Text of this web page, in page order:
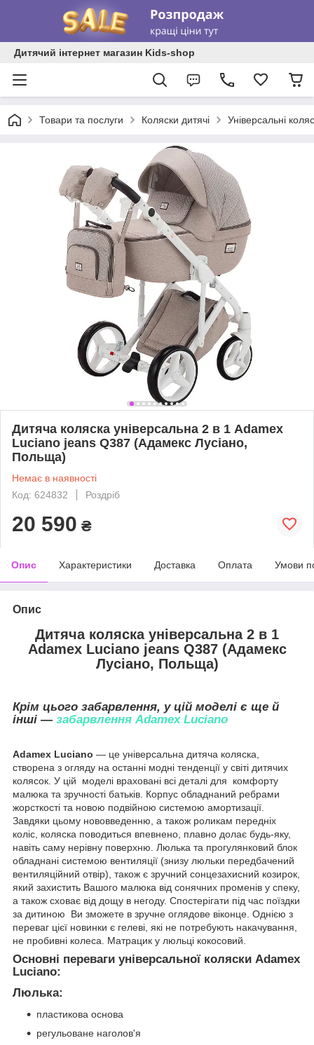
Дитячий інтернет магазин Kids-shop
Товари та послуги Коляски дитячі Універсальні
Дитяча коляска універсальна 2 в 1 Adamex
Luciano jeans Q387 (Адамекс Лусіано,
Польща)
Немає в наявності
Код: 624832
Роздріб
20 590 ₴
Опис Характеристики Доставка Оплата Умови
Опис
Дитяча коляска універсальна 2 в 1
Adamex Luciano jeans Q387 (Адамекс
Лусіано, Польща)
Крім цього забарвлення, у цій моделі є ще й
інші — забарвлення Adamex Luciano
Adamex Luciano — це універсальна дитяча коляска,
створена з огляду на останні модні тенденції у світі дитячих
колясок. У цій моделі враховані всі деталі для комфорту
малюка та зручності батьків. Корпус обладнаний ребрами
жорсткості та новою подвійною системою амортизації.
Завдяки цьому нововведенню, а також роликам передніх
коліс, коляска поводиться впевнено, плавно долає будь-яку,
навіть саму нерівну поверхню. Люлька та прогулянковий блок
обладнані системою вентиляції (знизу люльки передбачений
вентиляційний отвір), також є зручний сонцезахисний козирок,
який захистить Вашого малюка від сонячних променів у спеку,
а також сховає від дощу в негоду. Спостерігати під час поїздки
за дитиною Ви зможете в зручне оглядове віконце. Однією з
переваг цієї новинки є гелеві, які не потребують накачування,
не пробивні колеса. Матрацик у люльці кокосовий.
Основні переваги універсальної коляски Adamex
Luciano:
Люлька:
пластикова основа
регульоване наголов'я